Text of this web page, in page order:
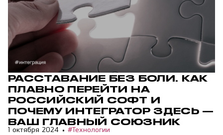
РАССТАВАНИЕ БЕЗ БОЛИ. КАК
ПЛАВНО ПЕРЕЙТИ НА
РОССИЙСКИЙ СОФТ И
ПОЧЕМУ ИНТЕГРАТОР ЗДЕСЬ —
ВАШ ГЛАВНЫЙ СОЮЗНИК
1 октября 2024 #Технологии